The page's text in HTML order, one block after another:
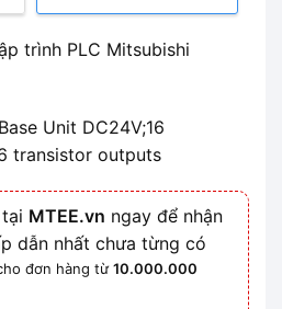
trình PLC Mitsubishi
Unit DC24V;16
transistor outputs
MTEE.vn ngay để nhận
dẫn nhất chưa từng có
đơn hàng từ10.000.000